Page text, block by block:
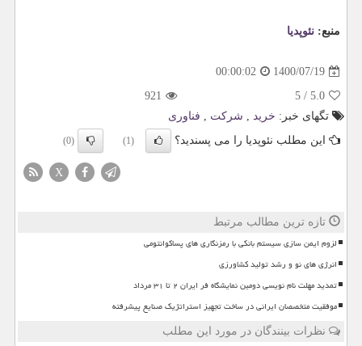
منبع: نئوپدیا
1400/07/19
00:00:02
5.0
/
5
921
تگهای خبر: خرید , شركت , فناوری
این مطلب نئوپدیا را می پسندید؟
(1)
(0)
X
تازه ترین مطالب مرتبط
لزوم ایمن سازی سیستم بانکی با رمزنگاری های پساکوانتومی
انرژی های نو و رشد تولید کشاورزی
تمدید مهلت نام نویسی دومین نمایشگاه فر ایران ۲ تا ۳۱ مرداد
موفقیت متخصصان ایرانی در ساخت تجهیز استراتژیک صنایع پیشرفته
نظرات بینندگان در مورد این مطلب